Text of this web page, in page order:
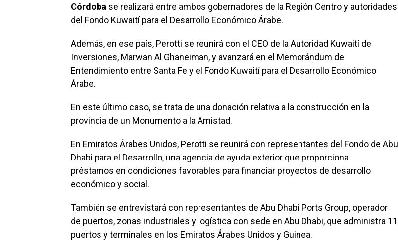
Córdoba se realizará entre ambos gobernadores de la Región Centro y autoridades
del Fondo Kuwaití para el Desarrollo Económico Árabe.
Además, en ese país, Perotti se reunirá con el CEO de la Autoridad Kuwaití de
Inversiones, Marwan Al Ghaneiman, y avanzará en el Memorándum de
Entendimiento entre Santa Fe y el Fondo Kuwaití para el Desarrollo Económico
Árabe.
En este último caso, se trata de una donación relativa a la construcción en la
provincia de un Monumento a la Amistad.
En Emiratos Árabes Unidos, Perotti se reunirá con representantes del Fondo de Abu
Dhabi para el Desarrollo, una agencia de ayuda exterior que proporciona
préstamos en condiciones favorables para financiar proyectos de desarrollo
económico y social.
También se entrevistará con representantes de Abu Dhabi Ports Group, operador
de puertos, zonas industriales y logística con sede en Abu Dhabi, que administra 11
puertos y terminales en los Emiratos Árabes Unidos y Guinea.